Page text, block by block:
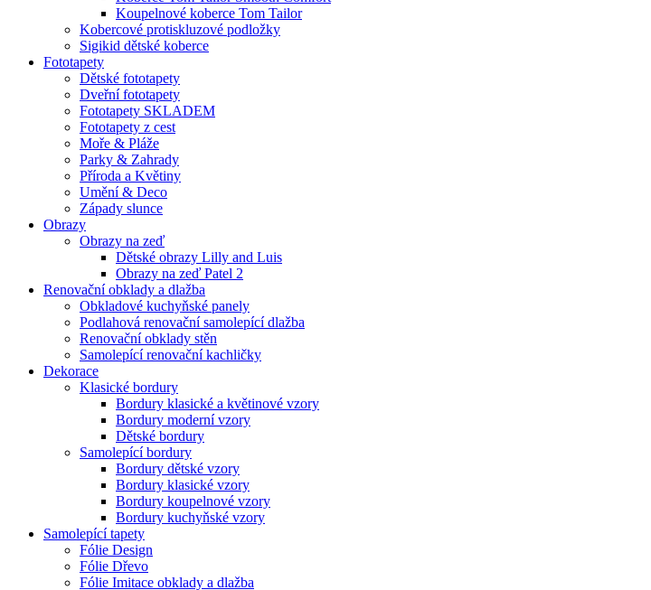
Koupelnové koberce Tom Tailor
Kobercové protiskluzové podložky
Sigikid dětské koberce
Fototapety
Dětské fototapety
Dveřní fototapety
Fototapety SKLADEM
Fototapety z cest
Moře & Pláže
Parky & Zahrady
Příroda a Květiny
Umění & Deco
Západy slunce
Obrazy
Obrazy na zeď
Dětské obrazy Lilly and Luis
Obrazy na zeď Patel 2
Renovační obklady a dlažba
Obkladové kuchyňské panely
Podlahová renovační samolepící dlažba
Renovační obklady stěn
Samolepící renovační kachličky
Dekorace
Klasické bordury
Bordury klasické a květinové vzory
Bordury moderní vzory
Dětské bordury
Samolepící bordury
Bordury dětské vzory
Bordury klasické vzory
Bordury koupelnové vzory
Bordury kuchyňské vzory
Samolepící tapety
Fólie Design
Fólie Dřevo
Fólie Imitace obklady a dlažba